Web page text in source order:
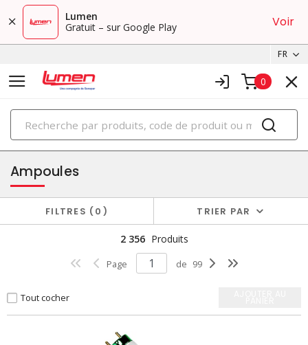
Lumen
Gratuit – sur Google Play
Voir
FR
0
PRODUITS
éclairage
Ampoules
FILTRES 0 TRIER PAR
2 356 Produits
Page de 99
Tout cocher